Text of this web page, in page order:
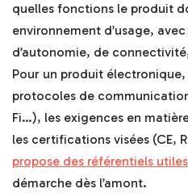
quelles fonctions le produit
environnement d’usage,
d’autonomie, de
Pour un produit
protocoles de
Fi…), les exigences en
les certifications visées (CE,
propose des référentiels utiles
démarche dès l’amont.